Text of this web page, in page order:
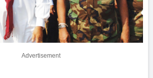
Advertisement